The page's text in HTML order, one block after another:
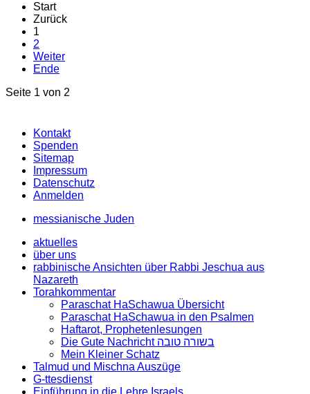
Start
Zurück
1
2
Weiter
Ende
Seite 1 von 2
Kontakt
Spenden
Sitemap
Impressum
Datenschutz
Anmelden
messianische Juden
aktuelles
über uns
rabbinische Ansichten über Rabbi Jeschua aus
Nazareth
Torahkommentar
Paraschat HaSchawua Übersicht
Paraschat HaSchawua in den Psalmen
Haftarot, Prophetenlesungen
Die Gute Nachricht בשורה טובה
Mein Kleiner Schatz
Talmud und Mischna Auszüge
G-ttesdienst
Einführung in die Lehre Israels